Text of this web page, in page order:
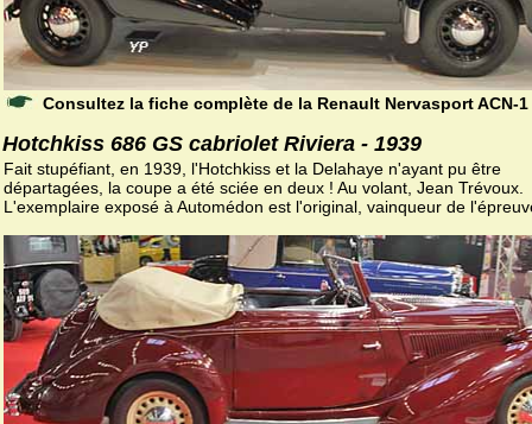
Consultez la fiche complète de la Renault Nervasport ACN-
Hotchkiss 686 GS cabriolet Riviera - 1939
Fait stupéfiant, en 1939, l'Hotchkiss et la Delahaye n'ayant pu être
départagées, la coupe a été sciée en deux ! Au volant, Jean Trévoux.
L'exemplaire exposé à Automédon est l'original, vainqueur de